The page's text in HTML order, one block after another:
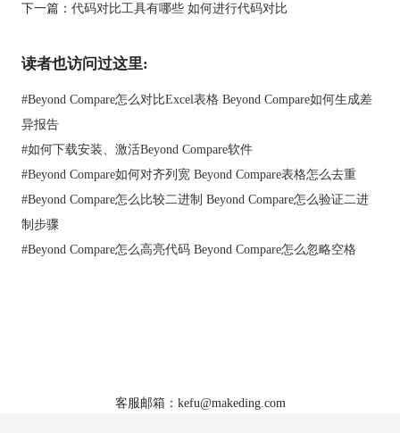
的主要功能有：文件比对及版本控制，允许文件编辑与合并，输
比较方便。
下一篇： 代码对比工具有哪些 如何进行代码对比
读者也访问过这里:
#Beyond Compare怎么对比Excel表格 Beyond Compare如何生成差
异报告
#如何下载安装、激活Beyond Compare软件
#Beyond Compare如何对齐列宽 Beyond Compare表格怎么去重
#Beyond Compare怎么比较二进制 Beyond Compare怎么验证二进
制步骤
#Beyond Compare怎么高亮代码 Beyond Compare怎么忽略空格
客服邮箱：kefu@makeding.com